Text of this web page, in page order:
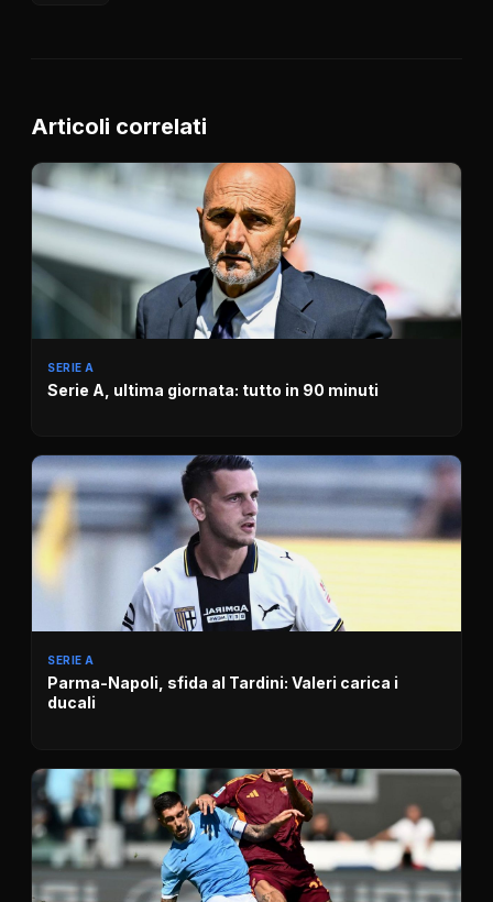
Articoli correlati
SERIE A
Serie A, ultima giornata: tutto in 90 minuti
SERIE A
Parma-Napoli, sfida al Tardini: Valeri carica i
ducali